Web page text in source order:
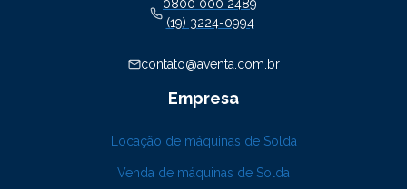
0800 000 2489
(19) 3224-0994
contato@aventa.com.br
Empresa
Locação de máquinas de Solda
Venda de máquinas de Solda